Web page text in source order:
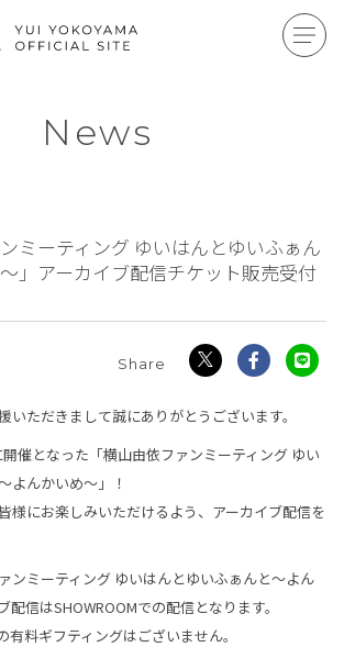
News
ンミーティング ゆいはんとゆいふぁん
」アーカイブ配信チケット販売受付
いただきまして誠にありがとうございます。
催となった「横山由依ファンミーティング ゆい
よんかいめ～」！
様にお楽しみいただけるよう、アーカイブ配信を
ンミーティング ゆいはんとゆいふぁんと～よん
配信はSHOWROOMでの配信となります。
有料ギフティングはございません。